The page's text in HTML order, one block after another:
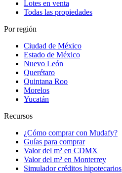
Lotes en venta
Todas las propiedades
Por región
Ciudad de México
Estado de México
Nuevo León
Querétaro
Quintana Roo
Morelos
Yucatán
Recursos
¿Cómo comprar con Mudafy?
Guías para comprar
Valor del m² en CDMX
Valor del m² en Monterrey
Simulador créditos hipotecarios